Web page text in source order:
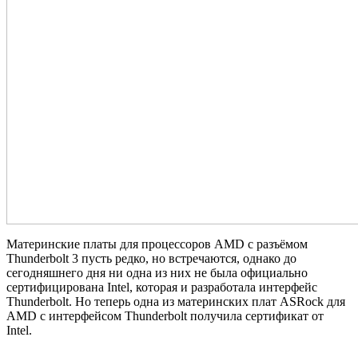
Материнские платы для процессоров AMD с разъёмом
Thunderbolt 3 пусть редко, но встречаются, однако до
сегодняшнего дня ни одна из них не была официально
сертифицирована Intel, которая и разработала интерфейс
Thunderbolt. Но теперь одна из материнских плат ASRock для
AMD с интерфейсом Thunderbolt получила сертификат от
Intel.